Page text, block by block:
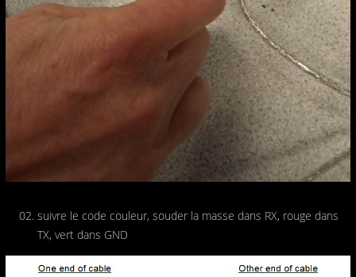
suivre le code couleur, souder la masse dans RX, rouge dans
TX, vert dans GND